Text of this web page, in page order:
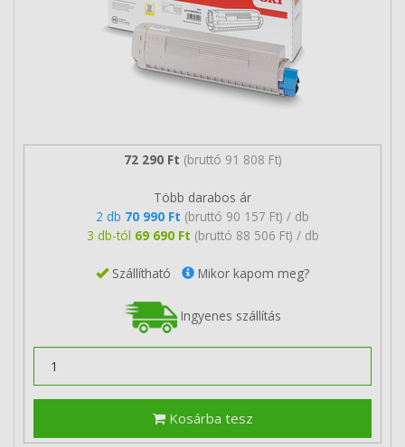
72 290 Ft (bruttó 91 808 Ft)
Több darabos ár
2 db 70 990 Ft (bruttó 90 157 Ft) / db
3 db-tól 69 690 Ft (bruttó 88 506 Ft) / db
Szállítható Mikor kapom meg?
Ingyenes szállítás
Kosárba tesz